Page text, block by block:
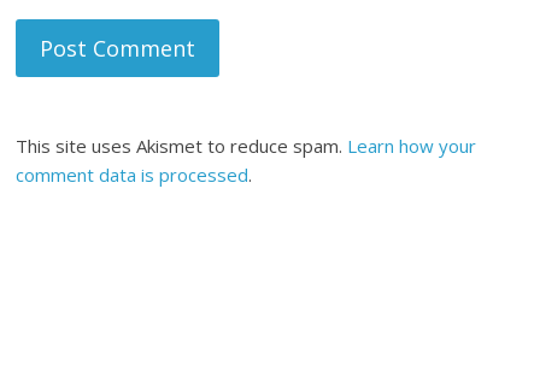
This site uses Akismet to reduce spam. Learn how your
comment data is processed.